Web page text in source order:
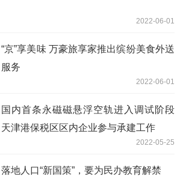
2022-06-01
“京”享美味 万豪旅享家推出缤纷美食外送
服务
2022-06-01
国内首条永磁磁悬浮空轨进入调试阶段
天津港保税区区内企业参与承建工作
2022-05-25
落地人口“新国策”，要为民办教育解禁